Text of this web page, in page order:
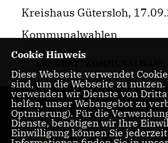
Kreishaus Gütersloh,
Kommunalwahlen
Cookie Hinweis
Diese Webseite verwendet
sind, um die Webseite zu
verwenden wir Dienste von
helfen, unser Webangebot zu
Optmierung). Für die
Dienste, benötigen wir Ihre
Einwilligung können Sie